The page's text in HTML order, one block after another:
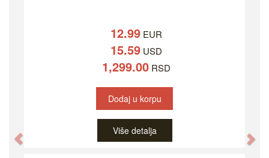
12.99EUR
15.59USD
1,299.00RSD
Dodaj u korpu
Više detalja